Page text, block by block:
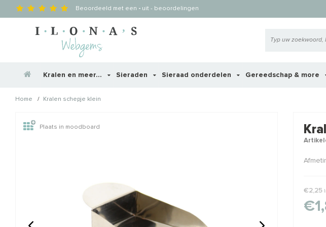
Beoordeeld met een - uit - beoordelingen
Kralen en meer... Sieraden Sieraad onderdelen Gereedschap & more
Home / Kralen schepje klein
Wellicht zijn deze producten ook
Plaats in moodboard
€2,25